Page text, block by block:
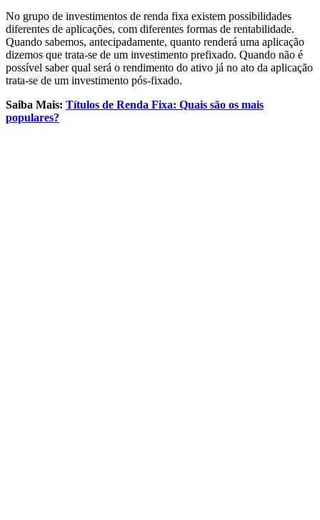
No grupo de investimentos de renda fixa existem possibilidades
diferentes de aplicações, com diferentes formas de rentabilidade.
Quando sabemos, antecipadamente, quanto renderá uma aplicação
dizemos que trata-se de um investimento prefixado. Quando não é
possível saber qual será o rendimento do ativo já no ato da aplicação
trata-se de um investimento pós-fixado.
Saiba Mais: Títulos de Renda Fixa: Quais são os mais
populares?